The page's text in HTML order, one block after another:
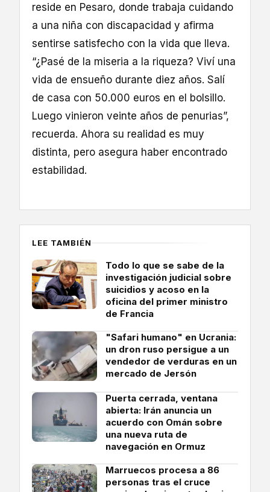
reside en Pesaro, donde trabaja cuidando
a una niña con discapacidad y afirma
sentirse satisfecho con la vida que lleva.
“¿Pasé de la miseria a la riqueza? Viví una
vida de ensueño durante diez años. Salí
de casa con 50.000 euros en el bolsillo.
Luego vinieron veinte años de penurias”,
recuerda. Ahora su realidad es muy
distinta, pero asegura haber encontrado
estabilidad.
LEE TAMBIÉN
Todo lo que se sabe de la
investigación judicial sobre
suicidios y acoso en la
oficina del primer ministro
de Francia
"Safari humano" en Ucrania:
un dron ruso persigue a un
vendedor de verduras en un
mercado de Jersón
Puerta cerrada, ventana
abierta: Irán anuncia un
acuerdo con Omán sobre
una nueva ruta de
navegación en Ormuz
Marruecos procesa a 86
personas tras el cruce